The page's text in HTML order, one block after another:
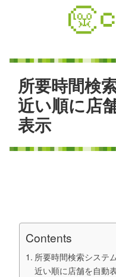
所要時間検
近い順に店
表示
Contents
所要時間検索システ
近い順に店舗を自動